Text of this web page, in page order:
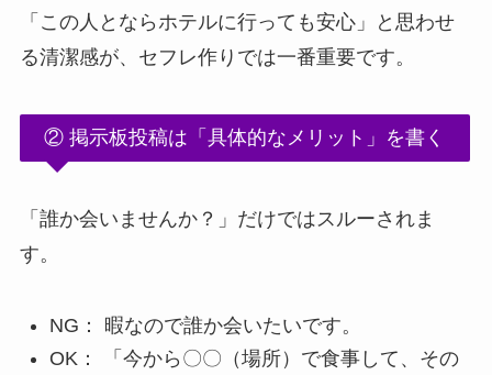
「この人とならホテルに行っても安心」と思わせ
る清潔感が、セフレ作りでは一番重要です。
② 掲示板投稿は「具体的なメリット」を書く
「誰か会いませんか？」だけではスルーされま
す。
NG： 暇なので誰か会いたいです。
OK： 「今から〇〇（場所）で食事して、その